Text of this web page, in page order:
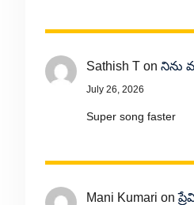
Sathish Ton నిను
July 26, 2026
Super song faster
Mani Kumari on